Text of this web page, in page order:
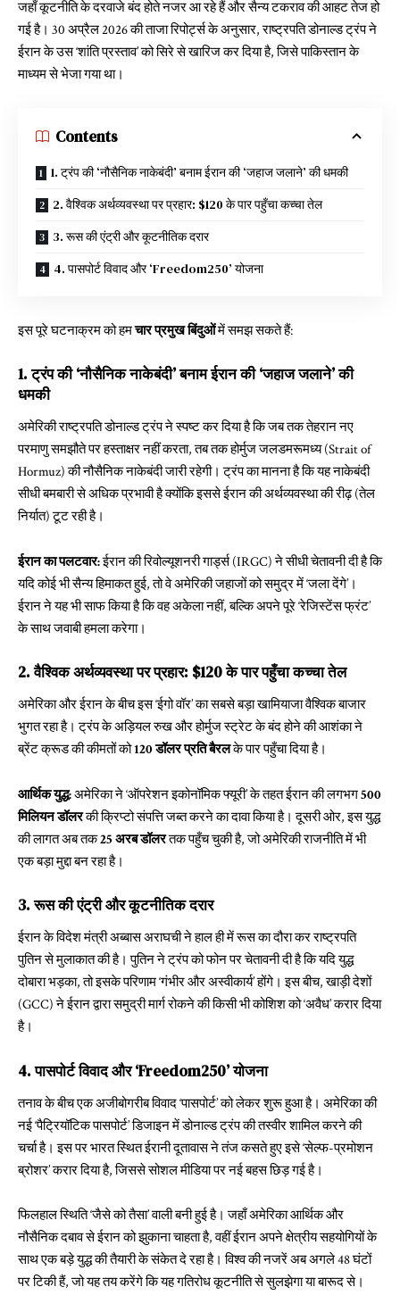
जहाँ कूटनीति के दरवाजे बंद होते नजर आ रहे हैं और सैन्य टकराव की आहट तेज हो
गई है। 30 अप्रैल 2026 की ताजा रिपोर्ट्स के अनुसार, राष्ट्रपति डोनाल्ड ट्रंप ने
ईरान के उस ‘शांति प्रस्ताव’ को सिरे से खारिज कर दिया है, जिसे पाकिस्तान के
माध्यम से भेजा गया था।
Contents
1. ट्रंप की ‘नौसैनिक नाकेबंदी’ बनाम ईरान की ‘जहाज जलाने’ की धमकी
2. वैश्विक अर्थव्यवस्था पर प्रहार: $120 के पार पहुँचा कच्चा तेल
3. रूस की एंट्री और कूटनीतिक दरार
4. पासपोर्ट विवाद और ‘Freedom250’ योजना
इस पूरे घटनाक्रम को हमचार प्रमुख बिंदुओंमें समझ सकते हैं:
1. ट्रंप की ‘नौसैनिक नाकेबंदी’ बनाम ईरान की ‘जहाज जलाने’ की
धमकी
अमेरिकी राष्ट्रपति डोनाल्ड ट्रंप ने स्पष्ट कर दिया है कि जब तक तेहरान नए
परमाणु समझौते पर हस्ताक्षर नहीं करता, तब तक होर्मुज जलडमरूमध्य (Strait of
Hormuz) की नौसैनिक नाकेबंदी जारी रहेगी। ट्रंप का मानना है कि यह नाकेबंदी
सीधी बमबारी से अधिक प्रभावी है क्योंकि इससे ईरान की अर्थव्यवस्था की रीढ़ (तेल
निर्यात) टूट रही है।
ईरान का पलटवार:ईरान की रिवोल्यूशनरी गार्ड्स (IRGC) ने सीधी चेतावनी दी है कि
यदि कोई भी सैन्य हिमाकत हुई, तो वे अमेरिकी जहाजों को समुद्र में ‘जला देंगे’।
ईरान ने यह भी साफ किया है कि वह अकेला नहीं, बल्कि अपने पूरे ‘रेजिस्टेंस फ्रंट’
के साथ जवाबी हमला करेगा।
2. वैश्विक अर्थव्यवस्था पर प्रहार: $120 के पार पहुँचा कच्चा तेल
अमेरिका और ईरान के बीच इस ‘ईगो वॉर’ का सबसे बड़ा खामियाजा वैश्विक बाजार
भुगत रहा है। ट्रंप के अड़ियल रुख और होर्मुज स्ट्रेट के बंद होने की आशंका ने
ब्रेंट क्रूड की कीमतों को120 डॉलर प्रति बैरलके पार पहुँचा दिया है।
आर्थिक युद्ध:अमेरिका ने ‘ऑपरेशन इकोनॉमिक फ्यूरी’ के तहत ईरान की लगभग500
मिलियन डॉलरकी क्रिप्टो संपत्ति जब्त करने का दावा किया है। दूसरी ओर, इस युद्ध
की लागत अब तक25 अरब डॉलरतक पहुँच चुकी है, जो अमेरिकी राजनीति में भी
एक बड़ा मुद्दा बन रहा है।
3. रूस की एंट्री और कूटनीतिक दरार
ईरान के विदेश मंत्री अब्बास अराघची ने हाल ही में रूस का दौरा कर राष्ट्रपति
पुतिन से मुलाकात की है। पुतिन ने ट्रंप को फोन पर चेतावनी दी है कि यदि युद्ध
दोबारा भड़का, तो इसके परिणाम ‘गंभीर और अस्वीकार्य’ होंगे। इस बीच, खाड़ी देशों
(GCC) ने ईरान द्वारा समुद्री मार्ग रोकने की किसी भी कोशिश को ‘अवैध’ करार दिया
है।
4. पासपोर्ट विवाद और ‘Freedom250’ योजना
तनाव के बीच एक अजीबोगरीब विवाद ‘पासपोर्ट’ को लेकर शुरू हुआ है। अमेरिका की
नई ‘पैट्रियॉटिक पासपोर्ट’ डिजाइन में डोनाल्ड ट्रंप की तस्वीर शामिल करने की
चर्चा है। इस पर भारत स्थित ईरानी दूतावास ने तंज कसते हुए इसे ‘सेल्फ-प्रमोशन
ब्रोशर’ करार दिया है, जिससे सोशल मीडिया पर नई बहस छिड़ गई है।
फिलहाल स्थिति ‘जैसे को तैसा’ वाली बनी हुई है। जहाँ अमेरिका आर्थिक और
नौसैनिक दबाव से ईरान को झुकाना चाहता है, वहीं ईरान अपने क्षेत्रीय सहयोगियों के
साथ एक बड़े युद्ध की तैयारी के संकेत दे रहा है। विश्व की नजरें अब अगले 48 घंटों
पर टिकी हैं, जो यह तय करेंगे कि यह गतिरोध कूटनीति से सुलझेगा या बारूद से।